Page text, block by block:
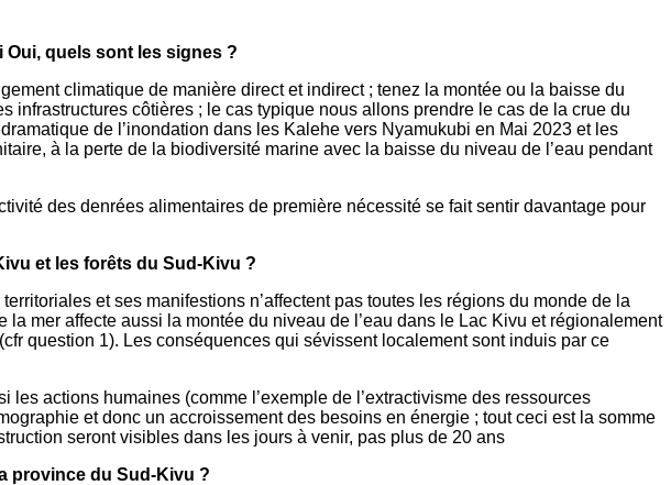
Oui, quels sont les signes ?
climatique de manière direct et indirect ; tenez la montée ou la baisse du
infrastructures côtières ; le cas typique nous allons prendre le cas de la crue du
de l’inondation dans les Kalehe vers Nyamukubi en Mai 2023 et les
à la perte de la biodiversité marine avec la baisse du niveau de l’eau pendant
des denrées alimentaires de première nécessité se fait sentir davantage pour
et les forêts du Sud-Kivu ?
et ses manifestions n’affectent pas toutes les régions du monde de la
mer affecte aussi la montée du niveau de l’eau dans le Lac Kivu et régionalement
question 1). Les conséquences qui sévissent localement sont induis par ce
actions humaines (comme l’exemple de l’extractivisme des ressources
et donc un accroissement des besoins en énergie ; tout ceci est la somme
seront visibles dans les jours à venir, pas plus de 20 ans
province du Sud-Kivu ?